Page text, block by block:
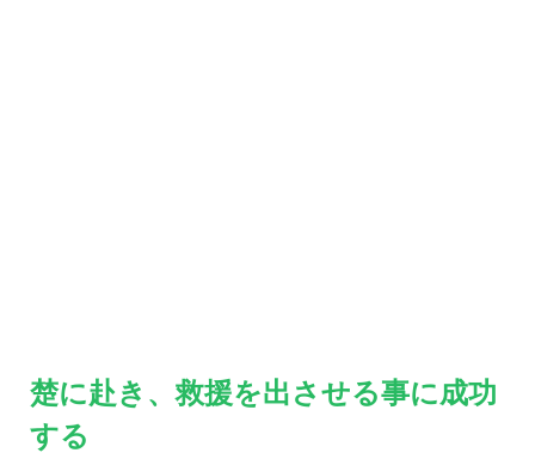
楚に赴き、救援を出させる事に成功
する